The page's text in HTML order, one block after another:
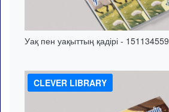
Уақ пен уақыттың қадірі - 151134559
CLEVER LIBRARY